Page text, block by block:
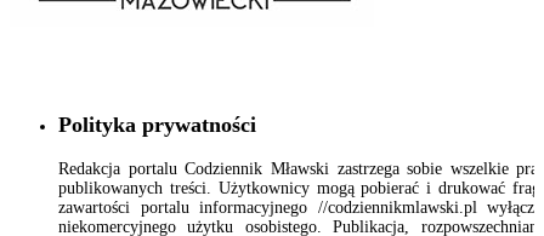
Polityka prywatności
Redakcja portalu Codziennik Mławski zastrzega sobie wszelkie
publikowanych treści. Użytkownicy mogą pobierać i drukować
zawartości portalu informacyjnego //codziennikmlawski.pl
niekomercyjnego użytku osobistego. Publikacja,